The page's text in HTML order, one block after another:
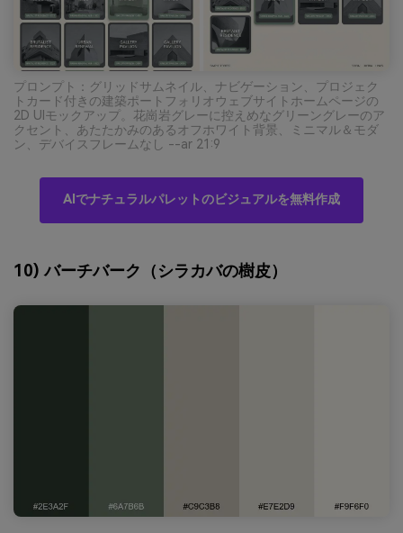
プロンプト：グリッドサムネイル、ナビゲーション、プロジェク
トカード付きの建築ポートフォリオウェブサイトホームページの
2D UIモックアップ。花崗岩グレーに控えめなグリーングレーのア
クセント、あたたかみのあるオフホワイト背景、ミニマル＆モダ
ン、デバイスフレームなし --ar 21:9
AIでナチュラルパレットのビジュアルを無料作成
10) バーチバーク（シラカバの樹皮）